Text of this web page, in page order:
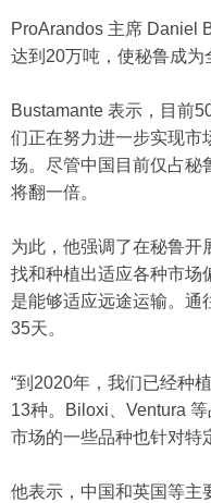
ProArandos 主席 Daniel
达到20万吨，使秘鲁成为
Bustamante 表示，目前
们正在努力进一步实现市
场。尽管中国目前仅占秘
将翻一倍。
为此，他强调了在秘鲁开
找和种植出适应各种市场
是能够适应远途运输。通
35天。
“到2020年，我们已经种
13种。Biloxi、Ventura
市场的一些品种也针对特
他表示，中国和英国等主